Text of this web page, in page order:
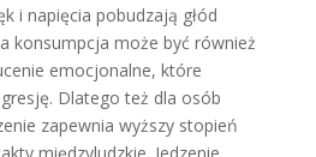
i napięcia pobudzają głód
konsumpcja może być również
emocjonalne, które
Dlatego też dla osób
zapewnia wyższy stopień